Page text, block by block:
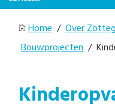
Home / Over
Bouwprojecten /